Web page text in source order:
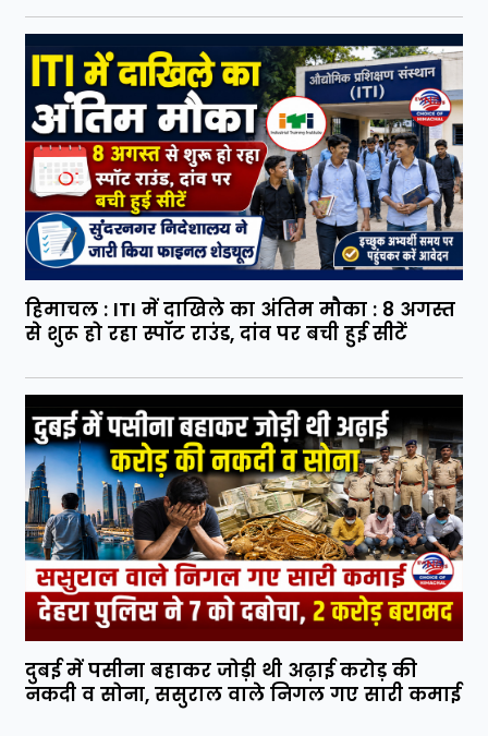
हिमाचल : ITI में दाखिले का अंतिम मौका : 8 अगस्त
से शुरू हो रहा स्पॉट राउंड, दांव पर बची हुई सीटें
दुबई में पसीना बहाकर जोड़ी थी अढ़ाई करोड़ की
नकदी व सोना, ससुराल वाले निगल गए सारी कमाई